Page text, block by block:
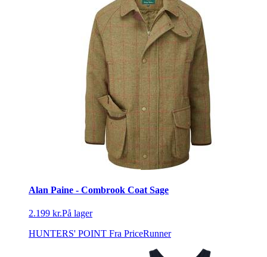
Alan Paine - Combrook Coat Sage
2.199 kr.På lager
HUNTERS' POINT Fra PriceRunner